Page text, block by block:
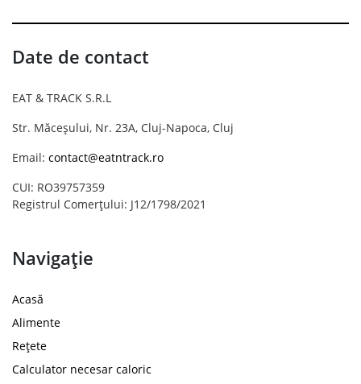
Date de contact
EAT & TRACK S.R.L
Str. Măceșului, Nr. 23A, Cluj-Napoca, Cluj
Email: contact@eatntrack.ro
CUI: RO39757359
Registrul Comerțului: J12/1798/2021
Navigație
Acasă
Alimente
Rețete
Calculator necesar caloric